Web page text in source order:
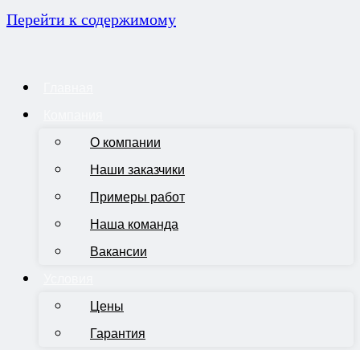
Перейти к содержимому
О компании
Наши заказчики
Примеры работ
Наша команда
Вакансии
Цены
Гарантия